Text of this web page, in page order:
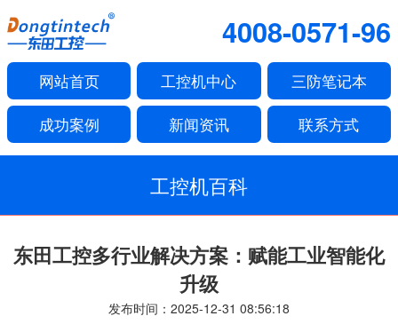
4008-0571-96
网站首页 工控机中心 三防笔记本
成功案例 新闻资讯 联系方式
工控机百科
东田工控多行业解决方案：赋能工业智能化
升级
发布时间：2025-12-31 08:56:18